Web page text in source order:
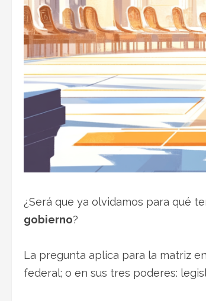
¿Será que ya olvidamos para qué
gobierno?
La pregunta aplica para la matriz
federal; o en sus tres poderes: